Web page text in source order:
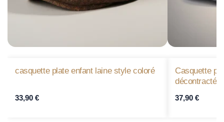
casquette plate enfant laine style coloré
33,90 €
Casquette
décontracté
37,90 €